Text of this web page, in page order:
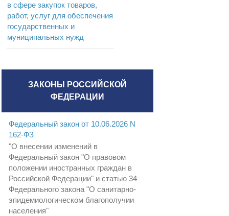
в сфере закупок товаров,
работ, услуг для обеспечения
государственных и
муниципальных нужд
ЗАКОНЫ РОССИЙСКОЙ
ФЕДЕРАЦИИ
Федеральный закон от 10.06.2026 N
162-ФЗ
"О внесении изменений в
Федеральный закон "О правовом
положении иностранных граждан в
Российской Федерации" и статью 34
Федерального закона "О санитарно-
эпидемиологическом благополучии
населения"